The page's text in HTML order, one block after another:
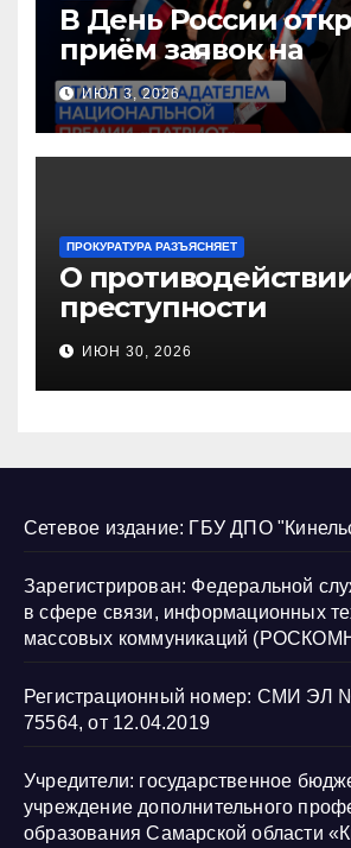
В День России
приём заявок на
Национальную
«Патриот»
ИЮЛ 3, 2026
ПРОКУРАТУРА РАЗЪЯСНЯЕТ
О
преступности
нарушению их прав
ИЮН 30, 2026
Сетевое издание: ГБУ ДПО
Зарегистрирован: Федеральной
в сфере связи, информационных
массовых коммуникаций
Регистрационный номер: СМИ
75564, от 12.04.2019
Учредители: государственное
учреждение дополнительного
образования Самарской области